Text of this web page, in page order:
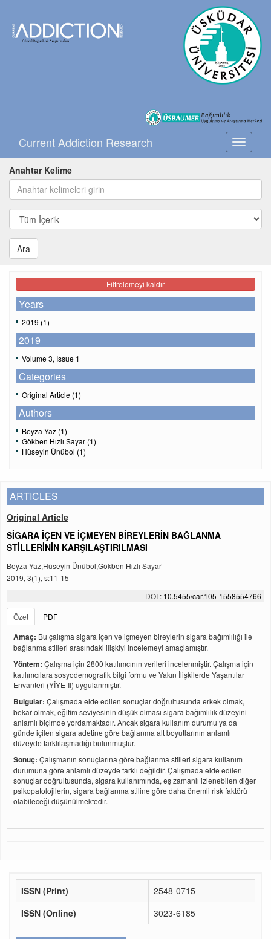
Toggle
Current Addiction Research
Anahtar Kelime
Ara
Filtrelemeyi kaldır
Years
2019 (1)
2019
Volume 3, Issue 1
Categories
Original Article (1)
Authors
Beyza Yaz (1)
Gökben Hızlı Sayar (1)
Hüseyin Ünübol (1)
ARTICLES
Original Article
SİGARA İÇEN VE İÇMEYEN BİREYLERİN BAĞLANMA
STİLLERİNİN KARŞILAŞTIRILMASI
Beyza Yaz,Hüseyin Ünübol,Gökben Hızlı Sayar
2019, 3(1), s:11-15
DOI : 10.5455/car.105-1558554766
Özet
PDF
Amaç: Bu çalışma sigara içen ve içmeyen bireylerin sigara bağımlılığı ile
bağlanma stilleri arasındaki ilişkiyi incelemeyi amaçlamıştır.
Yöntem: Çalışma için 2800 katılımcının verileri incelenmiştir. Çalışma için
katılımcılara sosyodemografik bilgi formu ve Yakın İlişkilerde Yaşantılar
Envanteri (YİYE-II) uygulanmıştır.
Bulgular: Çalışmada elde edilen sonuçlar doğrultusunda erkek olmak,
bekar olmak, eğitim seviyesinin düşük olması sigara bağımlılık düzeyini
anlamlı biçimde yordamaktadır. Ancak sigara kullanım durumu ya da
günde içilen sigara adetine göre bağlanma alt boyutlarının anlamlı
düzeyde farklılaşmadığı bulunmuştur.
Sonuç: Çalışmanın sonuçlarına göre bağlanma stilleri sigara kullanım
durumuna göre anlamlı düzeyde farklı değildir. Çalışmada elde edilen
sonuçlar doğrultusunda, sigara kullanımında, eş zamanlı izlenebilen diğer
psikopatolojilerin, sigara bağlanma stiline göre daha önemli risk faktörü
olabileceği düşünülmektedir.
ISSN (Print)
2548-0715
ISSN (Online)
3023-6185